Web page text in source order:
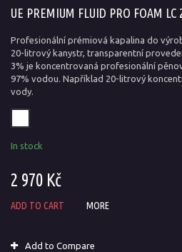
UE PREMIUM FLUID PRO FOAM LC
Profesionální prémiová kapalina do
20-litrový kanystr, transparentní
3% je koncentrovaná profesionální
97% vodou. Například 20-litrový
vody.
In stock
2 970 Kč
ADD TO CART MORE
Add to Compare